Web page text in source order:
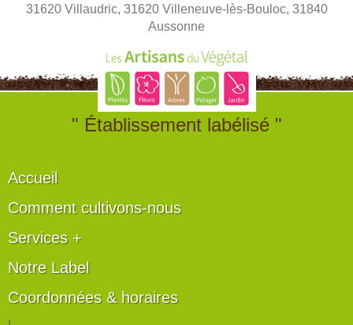
31620 Villaudric, 31620 Villeneuve-lès-Bouloc, 31840
Aussonne
" Établissement labélisé "
Accueil
Comment cultivons-nous
Services +
Notre Label
Coordonnées & horaires